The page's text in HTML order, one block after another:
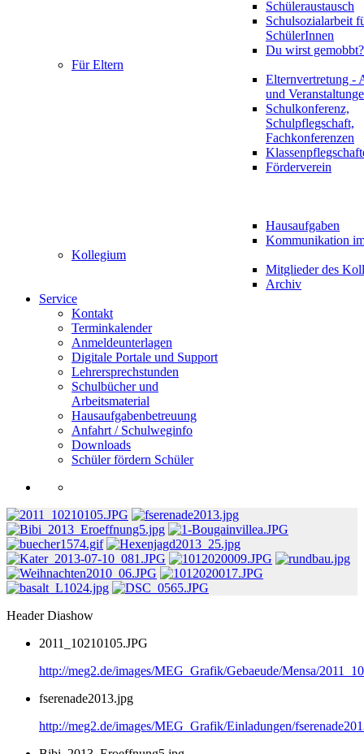
Schüleraustausch
Schulsozialarbeit
SchülerInnen
Du wirst gemobbt?
Für Eltern
Elternvertretung -
und
Schulkonferenz,
Schulpflegschaft,
Fachkonferenzen
Förderverein
Hausaufgaben
Kommunikation
Kollegium
Mitglieder des
Archiv
Service
Kontakt
Terminkalender
Anmeldeunterlagen
Digitale Portale und Support
Lehrersprechstunden
Schulbücher und
Arbeitsmaterial
Hausaufgabenbetreuung
Anfahrt / Schulweginfo
Downloads
Schüler fördern Schüler
Header Diashow
2011_10210105.JPG
http://meg2.de/images/MEG_Grafik/Gebaeude/Mensa/
fserenade2013.jpg
http://meg2.de/images/MEG_Grafik/Einladungen/